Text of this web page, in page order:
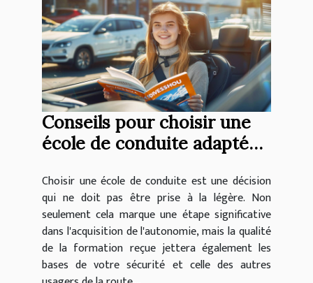
Conseils pour choisir une
école de conduite adaptée
Choisir une école de conduite est une décision
qui ne doit pas être prise à la légère. Non
seulement cela marque une étape significative
dans l'acquisition de l'autonomie, mais la qualité
de la formation reçue jettera également les
bases de votre sécurité et celle des autres